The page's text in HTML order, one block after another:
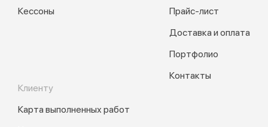
Кессоны
Прайс-лист
Доставка и оплата
Портфолио
Контакты
Клиенту
Карта выполненных работ